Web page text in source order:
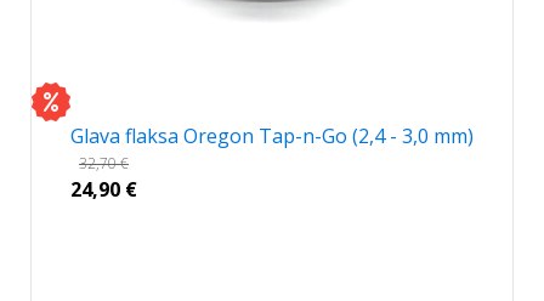
Glava flaksa Oregon Tap-n-Go (2,4 - 3,0 mm)
32,70€
24,90 €